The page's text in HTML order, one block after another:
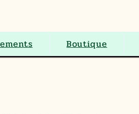
Boutique